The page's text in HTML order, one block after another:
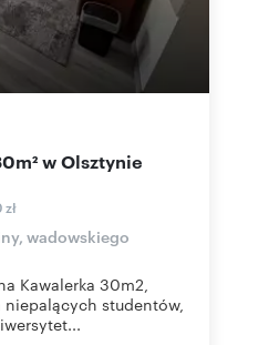
wadowskiego
Kawalerka 30m2,
studentów,